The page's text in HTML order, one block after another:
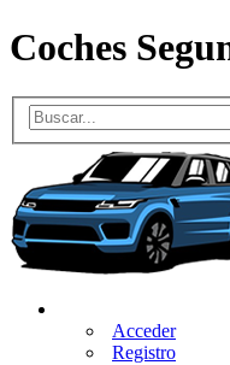
Coches
Acceder
Registro